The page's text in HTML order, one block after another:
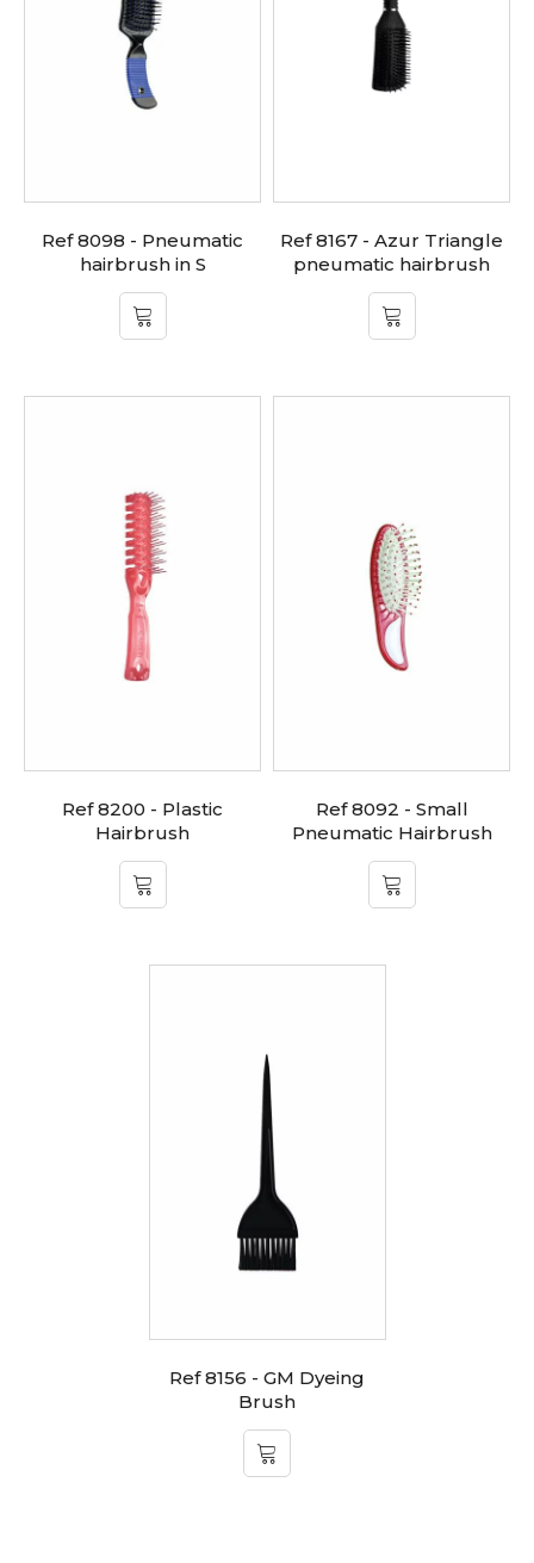
Ref 8167 - Azur Triangle
pneumatic hairbrush
Ref 8098 - Pneumatic
hairbrush in S
Ref 8092 - Small
Pneumatic Hairbrush
Ref 8200 - Plastic
Hairbrush
Ref 8156 - GM Dyeing
Brush